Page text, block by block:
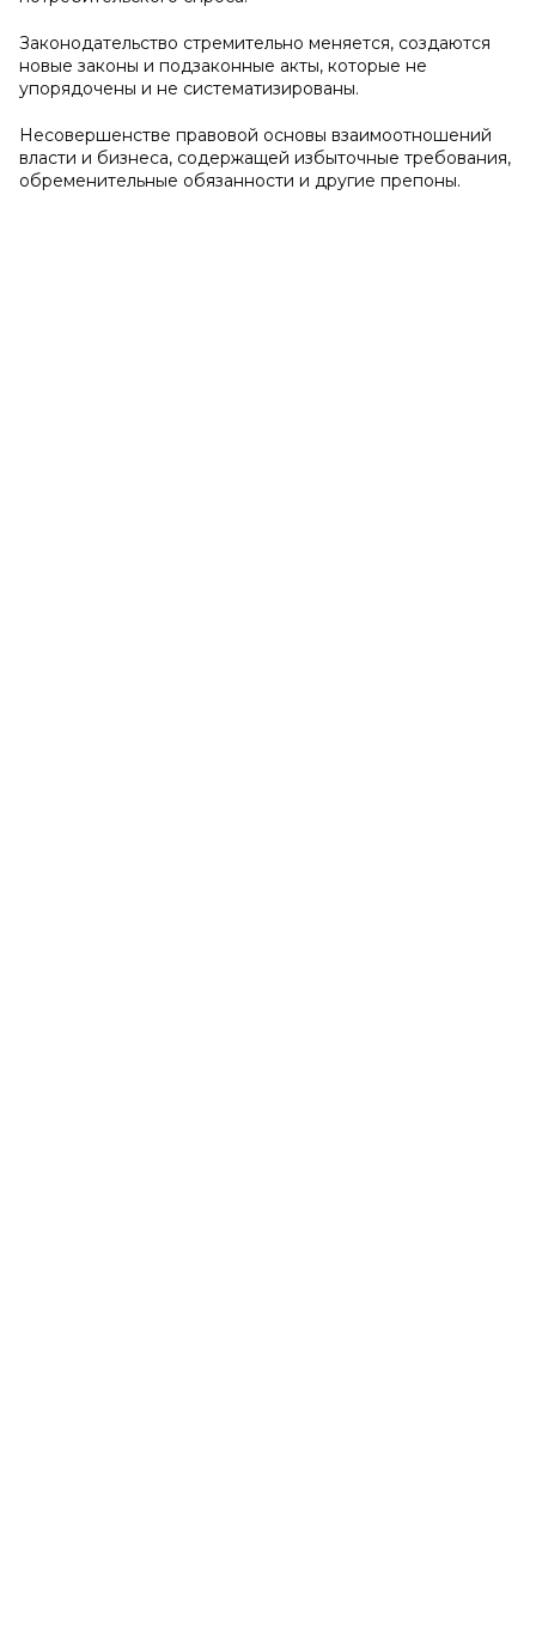
Законодательство стремительно меняется, создаются
новые законы и подзаконные акты, которые не
упорядочены и не систематизированы.
Несовершенстве правовой основы взаимоотношений
власти и бизнеса, содержащей избыточные требования,
обременительные обязанности и другие препоны.